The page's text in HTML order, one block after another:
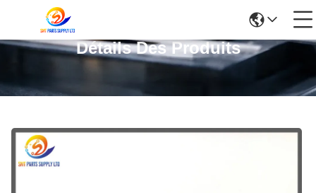
Détails Des Produits